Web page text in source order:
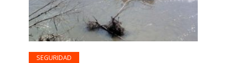
SEGURIDAD